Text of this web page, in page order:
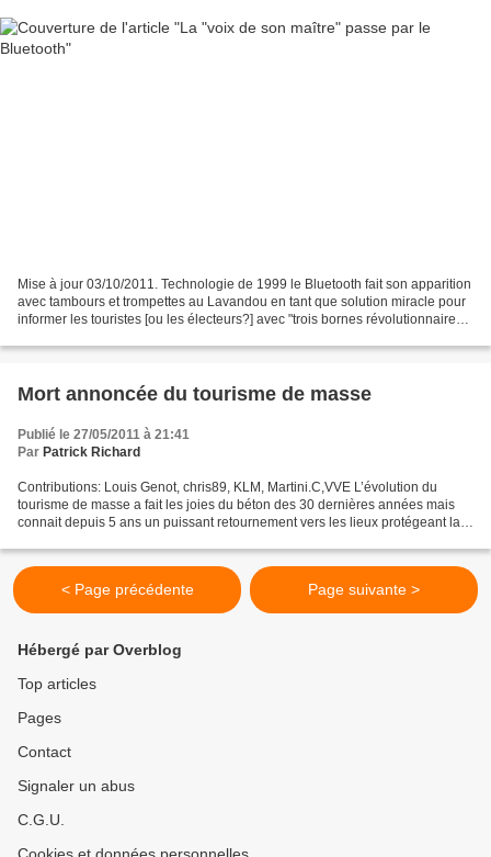
Mise à jour 03/10/2011. Technologie de 1999 le Bluetooth fait son apparition
avec tambours et trompettes au Lavandou en tant que solution miracle pour
informer les touristes [ou les électeurs?] avec "trois bornes révolutionnaires".
Mort annoncée du tourisme de masse
Publié le 27/05/2011 à 21:41
Par Patrick Richard
Contributions: Louis Genot, chris89, KLM, Martini.C,VVE L’évolution du
tourisme de masse a fait les joies du béton des 30 dernières années mais
connait depuis 5 ans un puissant retournement vers les lieux protégeant la
< Page précédente Page suivante >
Hébergé par Overblog
Top articles
Pages
Contact
Signaler un abus
C.G.U.